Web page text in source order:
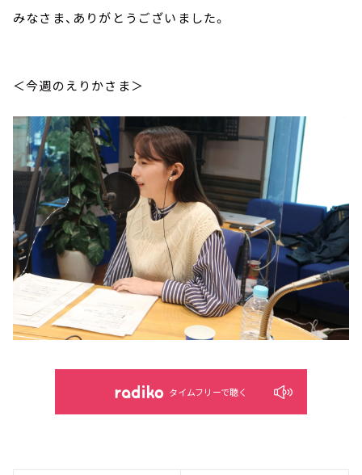
みなさま、ありがとうございました。
＜今週のえりかさま＞
タイムフリーで聴く